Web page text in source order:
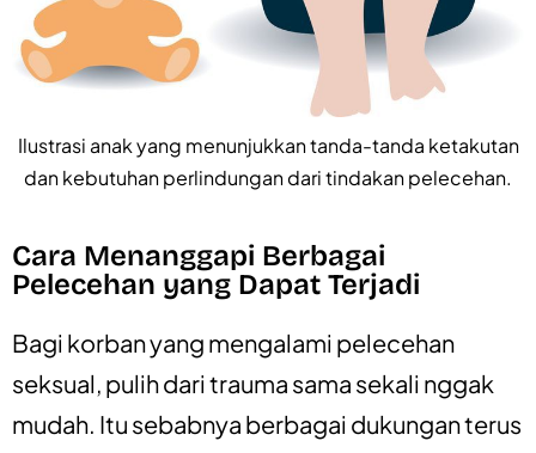
Ilustrasi anak yang menunjukkan tanda-tanda ketakutan
dan kebutuhan perlindungan dari tindakan pelecehan.
Cara Menanggapi Berbagai
Pelecehan yang Dapat Terjadi
Bagi korban yang mengalami pelecehan
seksual, pulih dari trauma sama sekali nggak
mudah. Itu sebabnya berbagai dukungan terus